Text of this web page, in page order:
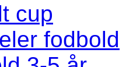
cup
fodbold